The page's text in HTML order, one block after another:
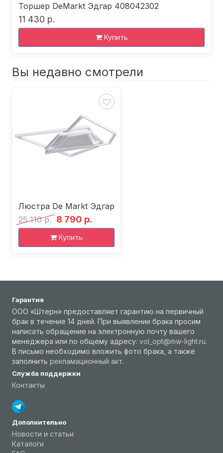
Торшер DeMarkt Эдгар 408042302
11 430 р.
Купить
Вы недавно смотрели
Люстра De Markt Эдгар
25 110 р. 8 790 р.
Купить
Гарантия
ООО «Штерн» предоставляет гарантию на первичный
брак в течение 14 дней. При выявлении брака просим
написать обращение на электронную почту вашего
менеджера или по общему адресу: vol_opt@mw-light.ru.
В письмо необходимо вложить фото брака, а также
заполнить рекламационный акт.
Служба поддержки
Контакты
Дополнительно
Новости и статьи
Каталоги